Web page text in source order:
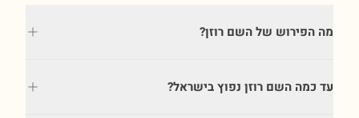
מה הפירוש של השם רוזן?
עד כמה השם רוזן נפוץ בישראל?